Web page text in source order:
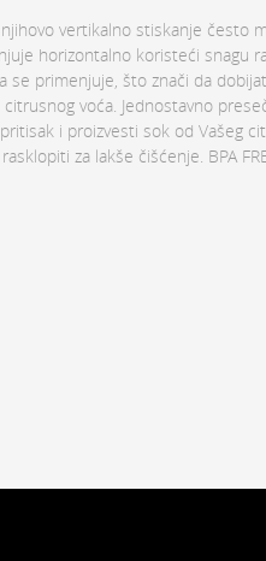
vertikalno stiskanje često
horizontalno koristeći snagu
primenjuje, što znači da
voća. Jednostavno
i proizvesti sok od Vašeg
za lakše čišćenje. BPA